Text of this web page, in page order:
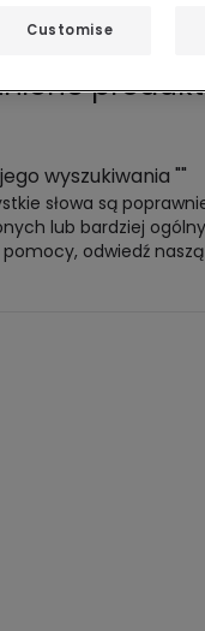
wyszukiwania ""
słowa są
lub bardziej
odwiedź
Customise